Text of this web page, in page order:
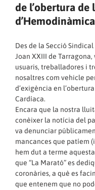
de l’obertura de
Des de la Secció
Joan XXIII de
usuaris, treballadores i
nosaltres com vehicle
d’exigència en
Cardíaca.
Encara que la nostra
conèixer la notícia del
va denunciar
mancances que patíem
hem dut a terme
que “La Marató” es
coronàries, a què es
que entenem que no